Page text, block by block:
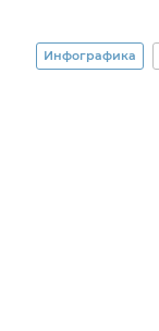
Инфографика